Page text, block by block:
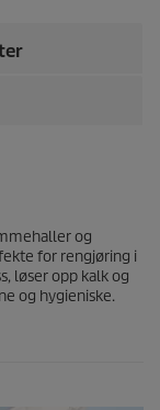
og
for rengjøring i
løser opp kalk og
og hygieniske.